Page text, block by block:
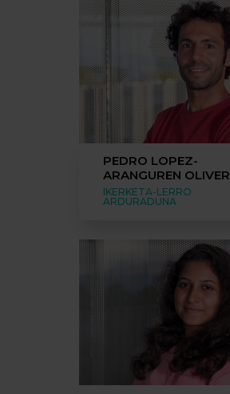
PEDRO LOPEZ-
ARANGUREN OLIVER
IKERKETA-LERRO
ARDURADUNA